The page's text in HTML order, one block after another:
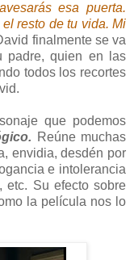
esa puerta.
resto de tu vida. Mi
finalmente se va
padre, quien en las
todos los recortes
que podemos
Reúne muchas
envidia, desdén por
e intolerancia
etc. Su efecto sobre
la película nos lo